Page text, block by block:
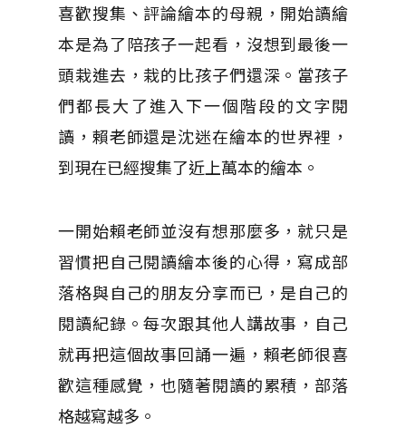
喜歡搜集、評論繪本的母親，開始讀繪
本是為了陪孩子一起看，沒想到最後一
頭栽進去，栽的比孩子們還深。當孩子
們都長大了進入下一個階段的文字閱
讀，賴老師還是沈迷在繪本的世界裡，
到現在已經搜集了近上萬本的繪本。
一開始賴老師並沒有想那麼多，就只是
習慣把自己閱讀繪本後的心得，寫成部
落格與自己的朋友分享而已，是自己的
閱讀紀錄。每次跟其他人講故事，自己
就再把這個故事回誦一遍，賴老師很喜
歡這種感覺，也隨著閱讀的累積，部落
格越寫越多。